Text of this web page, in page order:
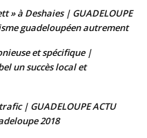
» à Deshaies | GUADELOUPE
guadeloupéen autrement
et spécifique |
un succès local et
| GUADELOUPE ACTU
2018